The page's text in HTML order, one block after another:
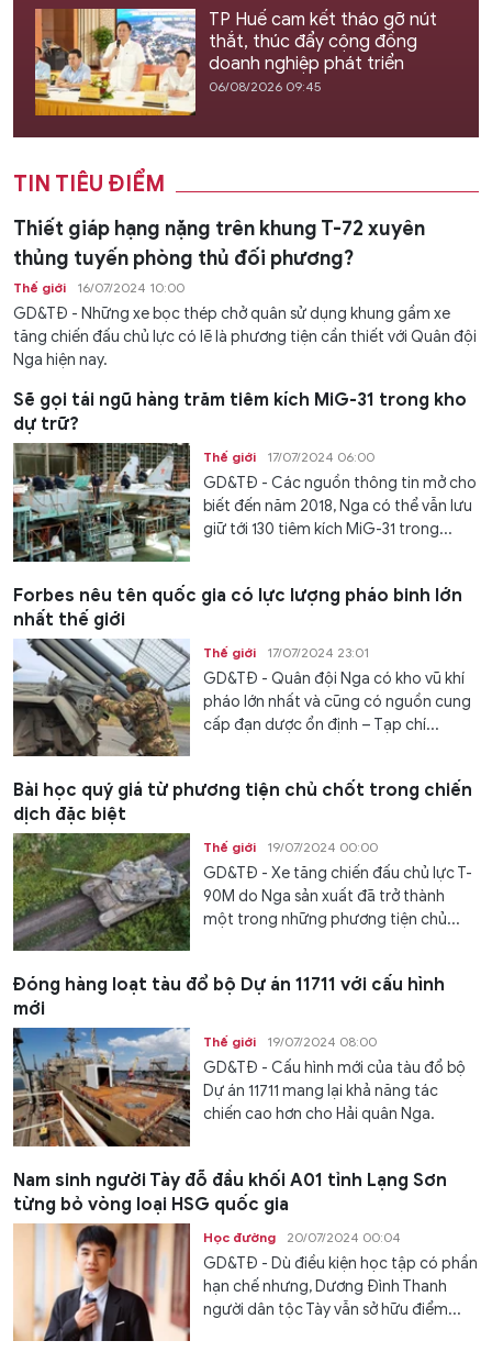
TP Huế cam kết tháo gỡ nút
thắt, thúc đẩy cộng đồng
doanh nghiệp phát triển
06/08/2026 09:45
TIN TIÊU ĐIỂM
Thiết giáp hạng nặng trên khung T-72 xuyên
thủng tuyến phòng thủ đối phương?
Thế giới 16/07/2024 10:00
GD&TĐ - Những xe bọc thép chở quân sử dụng khung gầm xe
tăng chiến đấu chủ lực có lẽ là phương tiện cần thiết với Quân đội
Nga hiện nay.
Sẽ gọi tái ngũ hàng trăm tiêm kích MiG-31 trong kho
dự trữ?
Thế giới 17/07/2024 06:00
GD&TĐ - Các nguồn thông tin mở cho
biết đến năm 2018, Nga có thể vẫn lưu
giữ tới 130 tiêm kích MiG-31 trong...
Forbes nêu tên quốc gia có lực lượng pháo binh lớn
nhất thế giới
Thế giới 17/07/2024 23:01
GD&TĐ - Quân đội Nga có kho vũ khí
pháo lớn nhất và cũng có nguồn cung
cấp đạn dược ổn định – Tạp chí...
Bài học quý giá từ phương tiện chủ chốt trong chiến
dịch đặc biệt
Thế giới 19/07/2024 00:00
GD&TĐ - Xe tăng chiến đấu chủ lực T-
90M do Nga sản xuất đã trở thành
một trong những phương tiện chủ...
Đóng hàng loạt tàu đổ bộ Dự án 11711 với cấu hình
mới
Thế giới 19/07/2024 08:00
GD&TĐ - Cấu hình mới của tàu đổ bộ
Dự án 11711 mang lại khả năng tác
chiến cao hơn cho Hải quân Nga.
Nam sinh người Tày đỗ đầu khối A01 tỉnh Lạng Sơn
từng bỏ vòng loại HSG quốc gia
Học đường 20/07/2024 00:04
GD&TĐ - Dù điều kiện học tập có phần
hạn chế nhưng, Dương Đình Thanh
người dân tộc Tày vẫn sở hữu điểm...